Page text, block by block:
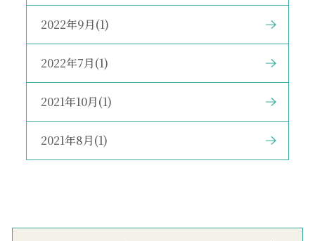
2022年9月(1)
2022年7月(1)
2021年10月(1)
2021年8月(1)